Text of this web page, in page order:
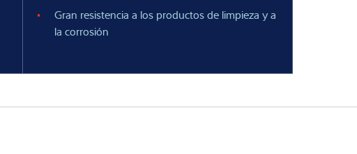
Gran resistencia a los productos de limpieza y a
la corrosión